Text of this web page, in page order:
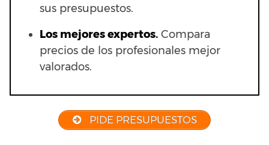
sus presupuestos.
Los mejores expertos. Compara
precios de los profesionales mejor
valorados.
PIDE PRESUPUESTOS